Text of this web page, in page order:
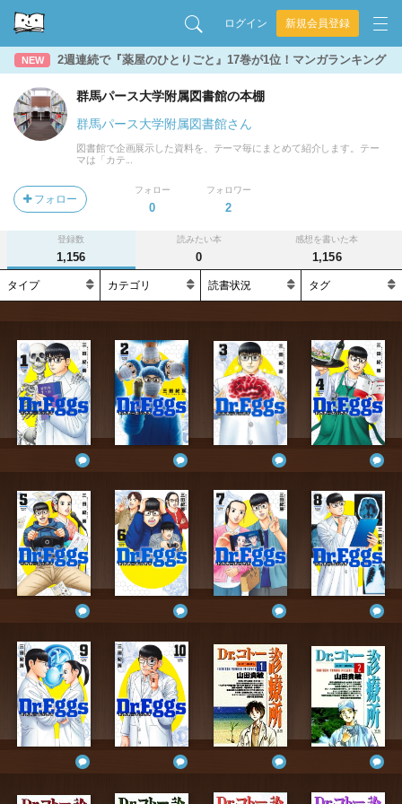
ログイン 新規会員登録
NEW 2週連続で『薬屋のひとりごと』17巻が1位！マンガランキング
群馬パース大学附属図書館の本棚
群馬パース大学附属図書館さん
図書館で企画展示した資料を、テーマ毎にまとめて紹介します。テー
マは「カテ...
フォロー
フォロー
0
フォロワー
2
登録数
1,156
読みたい本
0
感想を書いた本
1,156